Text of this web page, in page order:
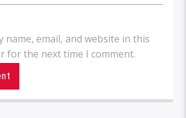
name, email, and website in this
for the next time I comment.